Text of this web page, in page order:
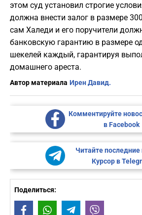
этом суд установил строгие
должна внести залог в размере
сам Халеди и его поручители
банковскую гарантию в размере
шекелей каждый, гарантируя
домашнего ареста.
Автор материала Ирен Давид.
Комментируйте
в Facebook
Читайте последние
Курсор в
Поделиться:
FacebookWhatsAppTelegram